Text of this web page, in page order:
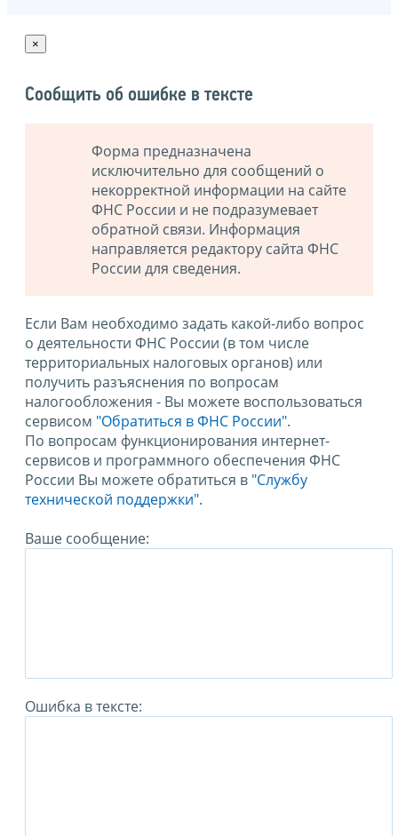
×
Сообщить об ошибке в тексте
Форма предназначена
исключительно для сообщений о
некорректной информации на сайте
ФНС России и не подразумевает
обратной связи. Информация
направляется редактору сайта ФНС
России для сведения.
Если Вам необходимо задать какой-либо вопрос
о деятельности ФНС России (в том числе
территориальных налоговых органов) или
получить разъяснения по вопросам
налогообложения - Вы можете воспользоваться
сервисом "Обратиться в ФНС России".
По вопросам функционирования интернет-
сервисов и программного обеспечения ФНС
России Вы можете обратиться в "Службу
технической поддержки".
Ваше сообщение:
Ошибка в тексте: